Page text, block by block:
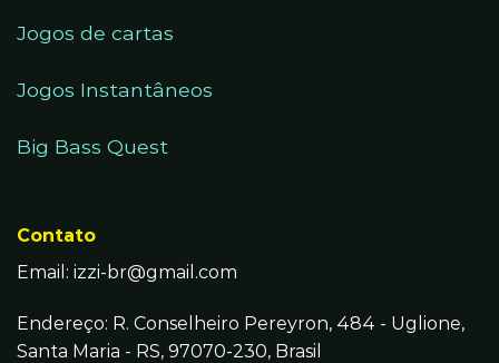
Jogos de cartas
Jogos Instantâneos
Big Bass Quest
Contato
Email: izzi-br@gmail.com
Endereço: R. Conselheiro Pereyron, 484 - Uglione,
Santa Maria - RS, 97070-230, Brasil